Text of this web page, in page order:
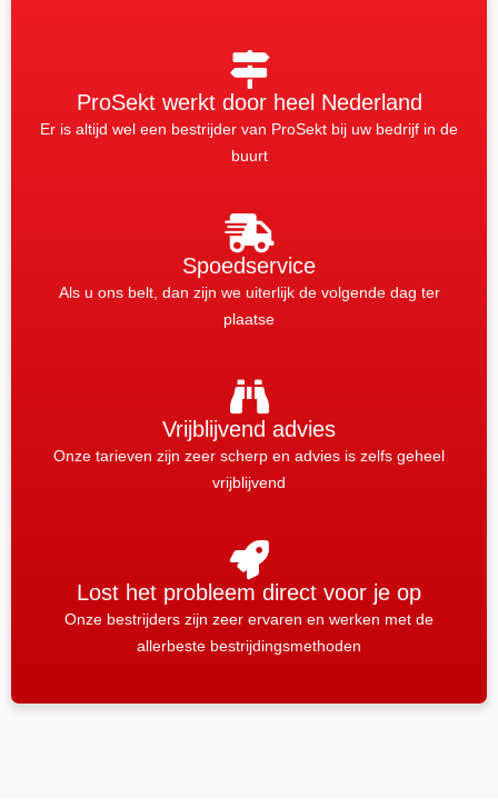
ProSekt werkt door heel Nederland
Er is altijd wel een bestrijder van ProSekt bij uw bedrijf in de
buurt
Spoedservice
Als u ons belt, dan zijn we uiterlijk de volgende dag ter
plaatse
Vrijblijvend advies
Onze tarieven zijn zeer scherp en advies is zelfs geheel
vrijblijvend
Lost het probleem direct voor je op
Onze bestrijders zijn zeer ervaren en werken met de
allerbeste bestrijdingsmethoden